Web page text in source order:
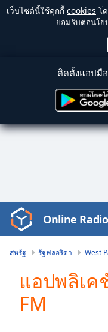
เว็บไซต์นี้ใช้คุกกี้ cookies โ
ยอมรับต่อนโย
ติดตั้งแอปมื
Video
Player
Play
Video
Online
สหรัฐ รัฐฟลอริดา West
แอปพลิเค
FM